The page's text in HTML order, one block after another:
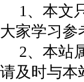
1、本文
大家学习参
2、本站
请及时与本